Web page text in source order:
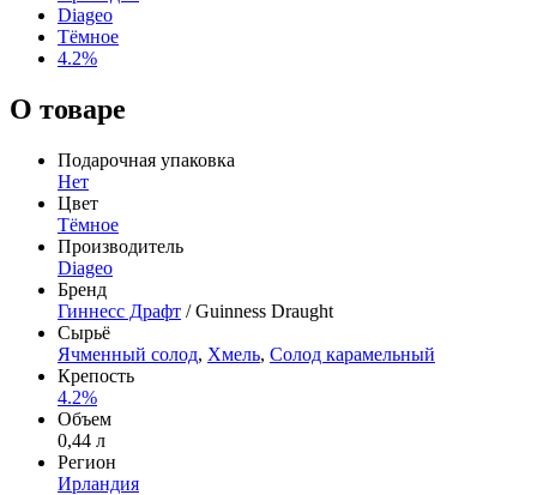
Diageo
Тёмное
4.2%
О товаре
Подарочная упаковка
Нет
Цвет
Тёмное
Производитель
Diageo
Бренд
Гиннесс Драфт / Guinness Draught
Сырьё
Ячменный солод, Хмель, Солод карамельный
Крепость
4.2%
Объем
0,44 л
Регион
Ирландия